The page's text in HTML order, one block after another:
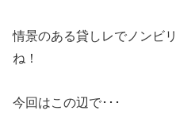
情景のある貸しレでノンビ
ね！
今回はこの辺で･･･